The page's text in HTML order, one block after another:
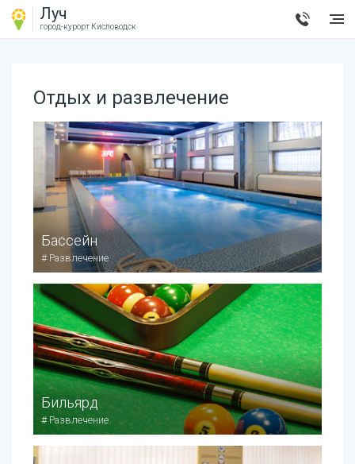
Луч
город-курорт Кисловодск
Отдых и развлечение
Бассейн
# Развлечение
Бильярд
# Развлечение